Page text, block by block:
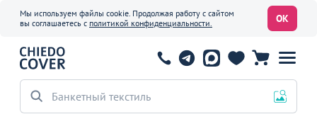
Мы используем файлы cookie. Продолжая работу с сайтом
вы соглашаетесь с политикой конфиденциальности. ОК